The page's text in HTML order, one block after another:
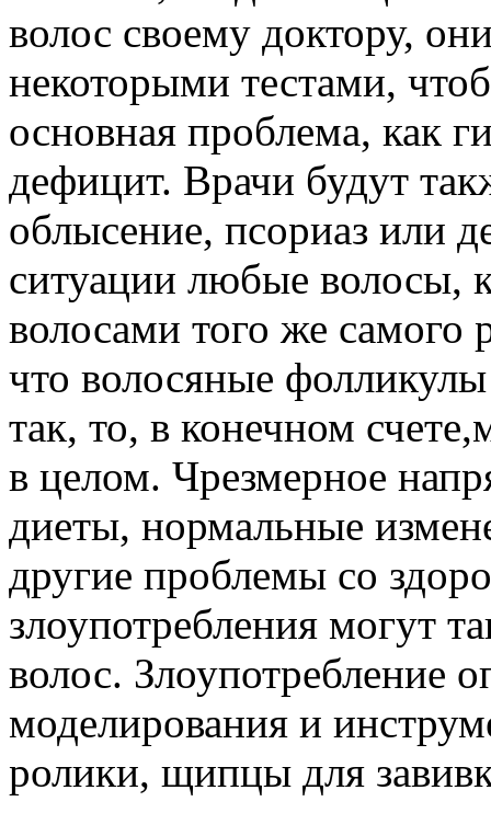
волос своему доктору,
некоторыми тестами,
основная проблема, как
дефицит. Врачи будут
облысение, псориаз или
ситуации любые волосы,
волосами того же самого
что волосяные
так, то, в конечном
в целом. Чрезмерное
диеты, нормальные
другие проблемы со
злоупотребления могут
волос. Злоупотребление
моделирования и
ролики, щипцы для